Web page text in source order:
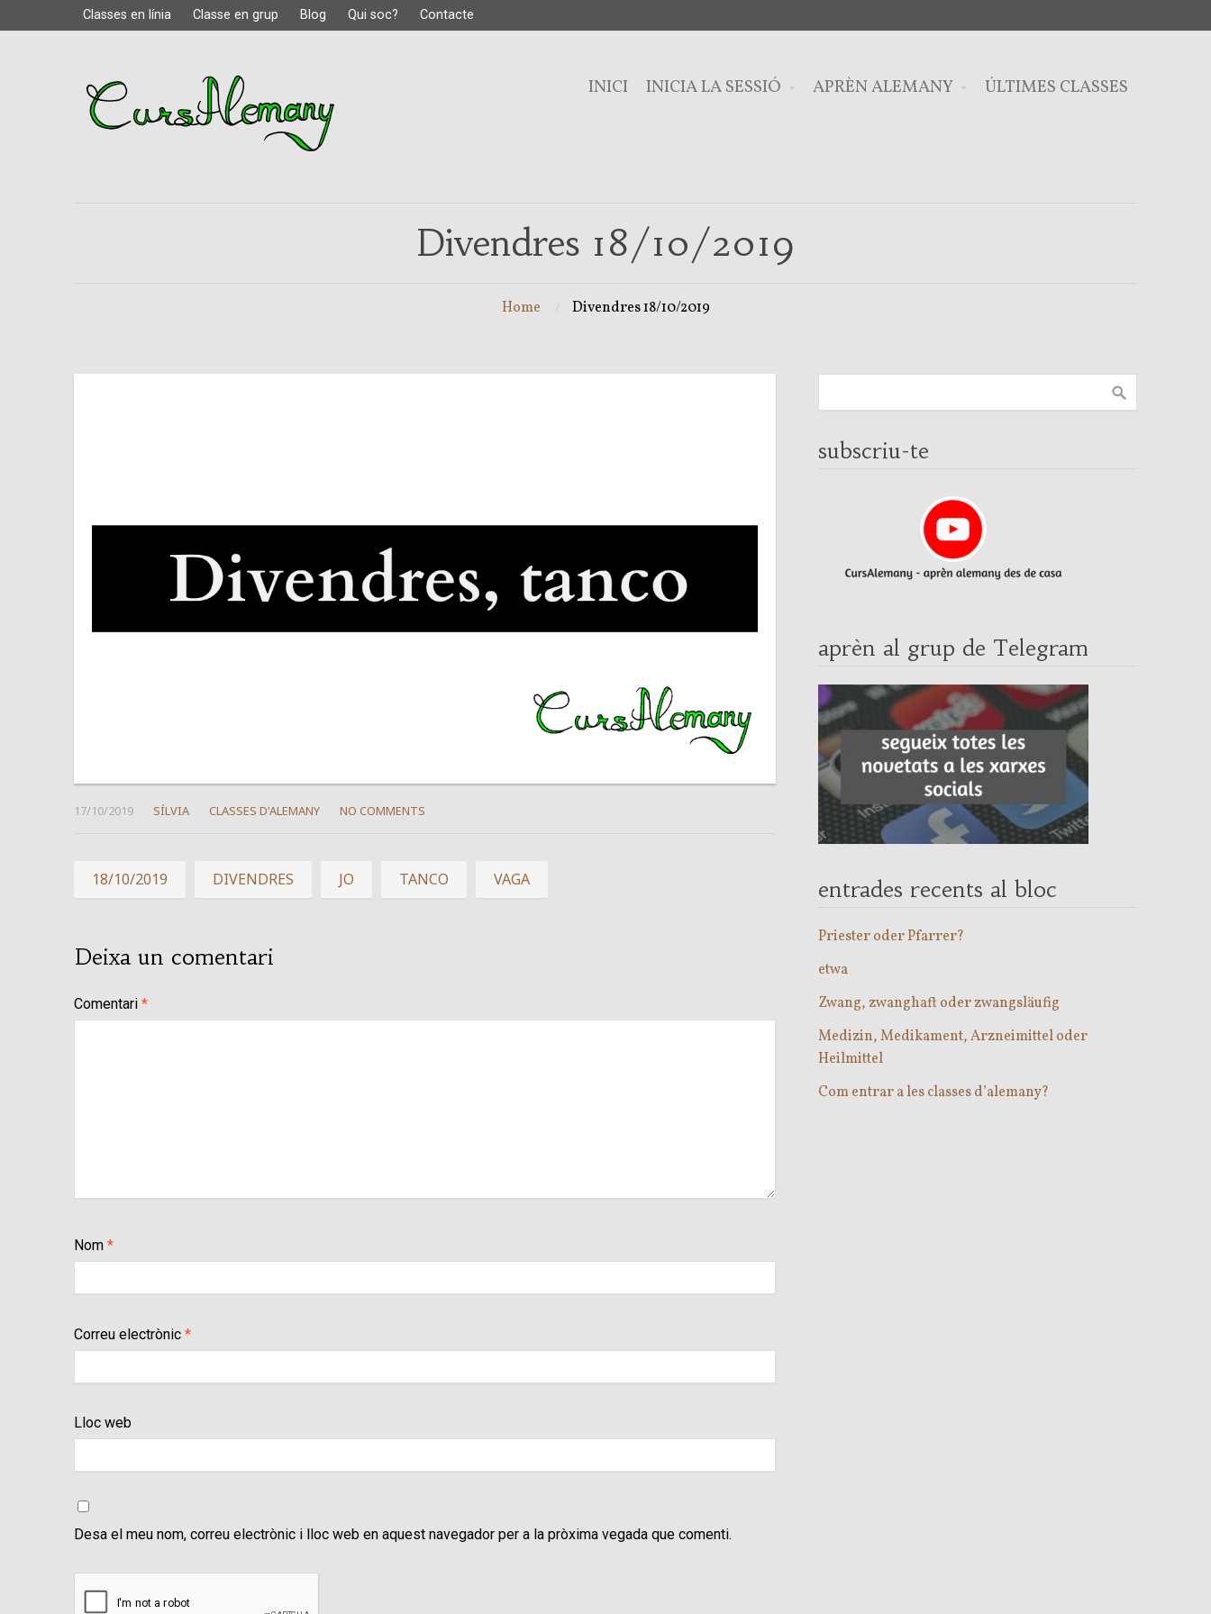
Classes en línia Classe en grup Blog Qui soc? Contacte
INICI INICIA LA SESSIÓ APRÈN ALEMANY ÚLTIMES CLASSES
Divendres 18/10/2019
Home Divendres 18/10/2019
17/10/2019 SÍLVIA CLASSES D'ALEMANY NO COMMENTS
18/10/2019 DIVENDRES JO TANCO VAGA
Deixa un comentari
Comentari *
Nom *
Correu electrònic *
Lloc web
Desa el meu nom, correu electrònic i lloc web en aquest navegador per a la pròxima vegada que comenti.
subscriu-te
aprèn al grup de Telegram
entrades recents al bloc
Priester oder Pfarrer?
etwa
Zwang, zwanghaft oder zwangsläufig
Medizin, Medikament, Arzneimittel oder
Heilmittel
Com entrar a les classes d’alemany?